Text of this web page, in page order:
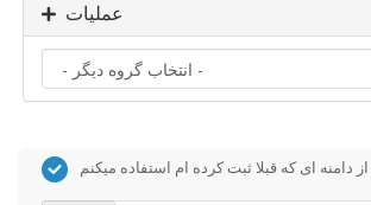
عملیات
از دامنه ای که قبلا ثبت کرده ام استفاده میکنم